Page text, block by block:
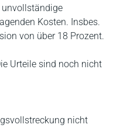
unvollständige
Kosten. Insbes.
von über 18 Prozent.
Urteile sind noch nicht
nicht